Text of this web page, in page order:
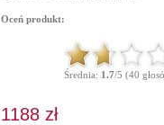
Oceń produkt:
Średnia: 1.7/5 (40
1188 zł